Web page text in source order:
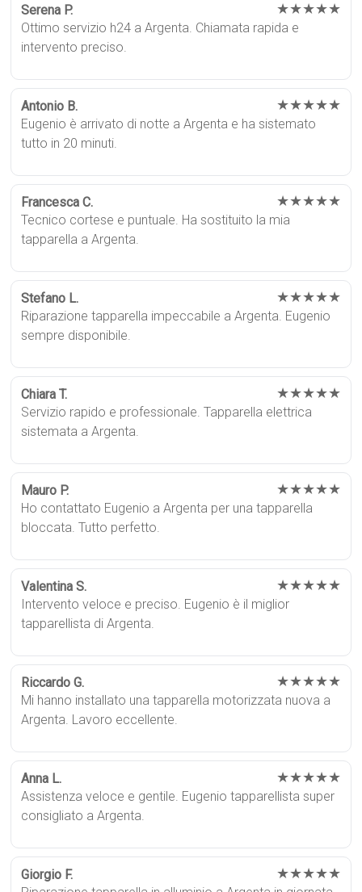
Serena P. ★★★★★
Ottimo servizio h24 a Argenta. Chiamata rapida e
intervento preciso.
Antonio B. ★★★★★
Eugenio è arrivato di notte a Argenta e ha sistemato
tutto in 20 minuti.
Francesca C. ★★★★★
Tecnico cortese e puntuale. Ha sostituito la mia
tapparella a Argenta.
Stefano L. ★★★★★
Riparazione tapparella impeccabile a Argenta. Eugenio
sempre disponibile.
Chiara T. ★★★★★
Servizio rapido e professionale. Tapparella elettrica
sistemata a Argenta.
Mauro P. ★★★★★
Ho contattato Eugenio a Argenta per una tapparella
bloccata. Tutto perfetto.
Valentina S. ★★★★★
Intervento veloce e preciso. Eugenio è il miglior
tapparellista di Argenta.
Riccardo G. ★★★★★
Mi hanno installato una tapparella motorizzata nuova a
Argenta. Lavoro eccellente.
Anna L. ★★★★★
Assistenza veloce e gentile. Eugenio tapparellista super
consigliato a Argenta.
Giorgio F. ★★★★★